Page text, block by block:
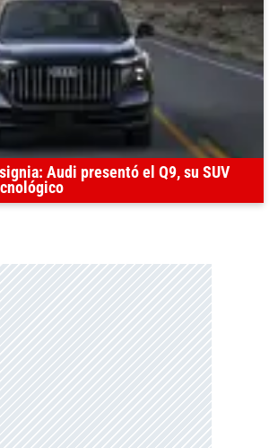
Audi presentó el Q9, su SUV